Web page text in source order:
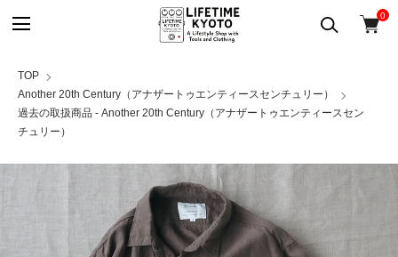
0
TOP
Another 20th Century（アナザートゥエンティースセンチュリー）
過去の取扱商品 - Another 20th Century（アナザートゥエンティースセン
チュリー）